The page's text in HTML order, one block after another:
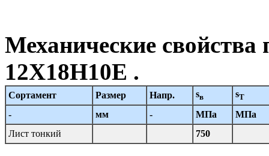
Механические свойства
12Х18Н10Е .
Сортамент Размер Напр. sв sT
- мм - МПа
МПа
Лист тонкий
750